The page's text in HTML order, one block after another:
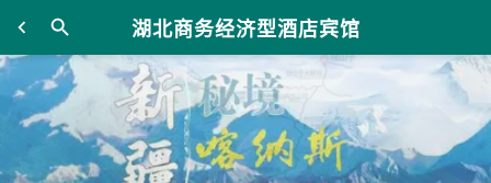
湖北商务经济型酒店宾馆